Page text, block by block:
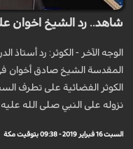
شاهد.. رد الشيخ اخوان
الوجه الآخر - الكوثر: رد أستاذ
المقدسة الشيخ صادق أخوان
الكوثر الفضائية على تطرف
نزوله على النبي صلى الله عليه
السبت 16 فبراير 2019 - 09:38 بتوقيت مكة